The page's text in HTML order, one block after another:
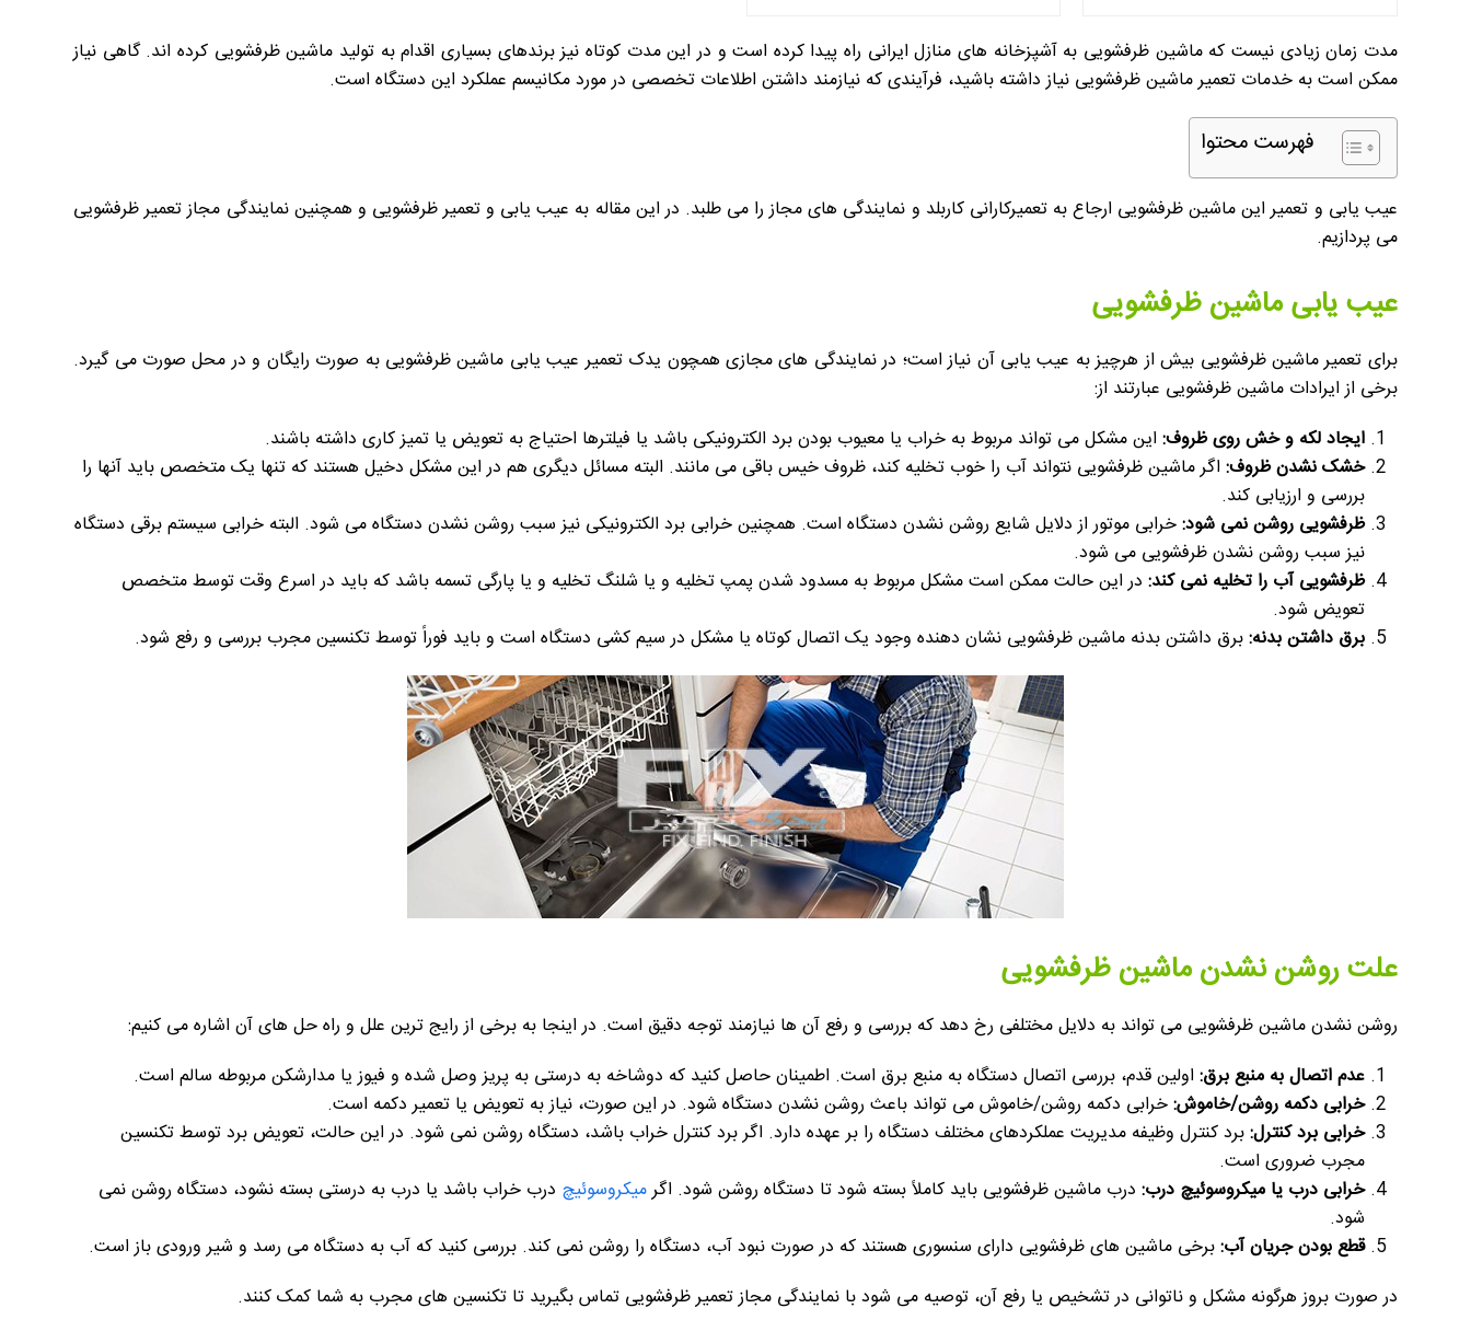
مدت زمان زیادی نیست که ماشین ظرفشویی به آشپزخانه های منازل ایرانی راه پیدا کرده است و در این مدت کوتاه نیز برندهای بسیاری اقدام به تولید ماشین ظرفشویی کرده اند. گاهی نیاز
ممکن است به خدمات تعمیر ماشین ظرفشویی نیاز داشته باشید، فرآیندی که نیازمند داشتن اطلاعات تخصصی در مورد مکانیسم عملکرد این دستگاه است.
فهرست محتوا
عیب یابی و تعمیر این ماشین ظرفشویی ارجاع به تعمیرکارانی کاربلد و نمایندگی های مجاز را می طلبد. در این مقاله به عیب یابی و تعمیر ظرفشویی و همچنین نمایندگی مجاز تعمیر ظرفشویی
می پردازیم.
عیب یابی ماشین ظرفشویی
برای تعمیر ماشین ظرفشویی بیش از هرچیز به عیب یابی آن نیاز است؛ در نمایندگی های مجازی همچون یدک تعمیر عیب یابی ماشین ظرفشویی به صورت رایگان و در محل صورت می گیرد.
برخی از ایرادات ماشین ظرفشویی عبارتند از:
ایجاد لکه و خش روی ظروف: این مشکل می تواند مربوط به خراب یا معیوب بودن برد الکترونیکی باشد یا فیلترها احتیاج به تعویض یا تمیز کاری داشته باشند.
خشک نشدن ظروف: اگر ماشین ظرفشویی نتواند آب را خوب تخلیه کند، ظروف خیس باقی می مانند. البته مسائل دیگری هم در این مشکل دخیل هستند که تنها یک متخصص باید آنها را
بررسی و ارزیابی کند.
ظرفشویی روشن نمی شود:خرابی موتور از دلایل شایع روشن نشدن دستگاه است. همچنین خرابی برد الکترونیکی نیز سبب روشن نشدن دستگاه می شود. البته خرابی سیستم برقی دستگاه
نیز سبب روشن نشدن ظرفشویی می شود.
ظرفشویی آب را تخلیه نمی کند: در این حالت ممکن است مشکل مربوط به مسدود شدن پمپ تخلیه و یا شلنگ تخلیه و یا پارگی تسمه باشد که باید در اسرع وقت توسط متخصص
تعویض شود.
برق داشتن بدنه:برق داشتن بدنه ماشین ظرفشویی نشان دهنده وجود یک اتصال کوتاه یا مشکل در سیم کشی دستگاه است و باید فوراً توسط تکنسین مجرب بررسی و رفع شود.
علت روشن نشدن ماشین ظرفشویی
روشن نشدن ماشین ظرفشویی می تواند به دلایل مختلفی رخ دهد که بررسی و رفع آن ها نیازمند توجه دقیق است. در اینجا به برخی از رایج ترین علل و راه حل های آن اشاره می کنیم:
عدم اتصال به منبع برق: اولین قدم، بررسی اتصال دستگاه به منبع برق است. اطمینان حاصل کنید که دوشاخه به درستی به پریز وصل شده و فیوز یا مدارشکن مربوطه سالم است.
خرابی دکمه روشن/خاموش:خرابی دکمه روشن/خاموش می تواند باعث روشن نشدن دستگاه شود. در این صورت، نیاز به تعویض یا تعمیر دکمه است.
خرابی برد کنترل:برد کنترل وظیفه مدیریت عملکردهای مختلف دستگاه را بر عهده دارد. اگر برد کنترل خراب باشد، دستگاه روشن نمی شود. در این حالت، تعویض برد توسط تکنسین
مجرب ضروری است.
خرابی درب یا میکروسوئیچ درب: درب ماشین ظرفشویی باید کاملاً بسته شود تا دستگاه روشن شود. اگرمیکروسوئیچ درب خراب باشد یا درب به درستی بسته نشود، دستگاه روشن نمی
شود.
قطع بودن جریان آب:برخی ماشین های ظرفشویی دارای سنسوری هستند که در صورت نبود آب، دستگاه را روشن نمی کند. بررسی کنید که آب به دستگاه می رسد و شیر ورودی باز است.
در صورت بروز هرگونه مشکل و ناتوانی در تشخیص یا رفع آن، توصیه می شود با نمایندگی مجاز تعمیر ظرفشویی تماس بگیرید تا تکنسین های مجرب به شما کمک کنند.